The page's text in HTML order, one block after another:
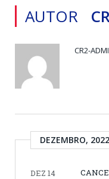
AUTOR
CR2-
DEZEMBRO, 2022
DEZ 14